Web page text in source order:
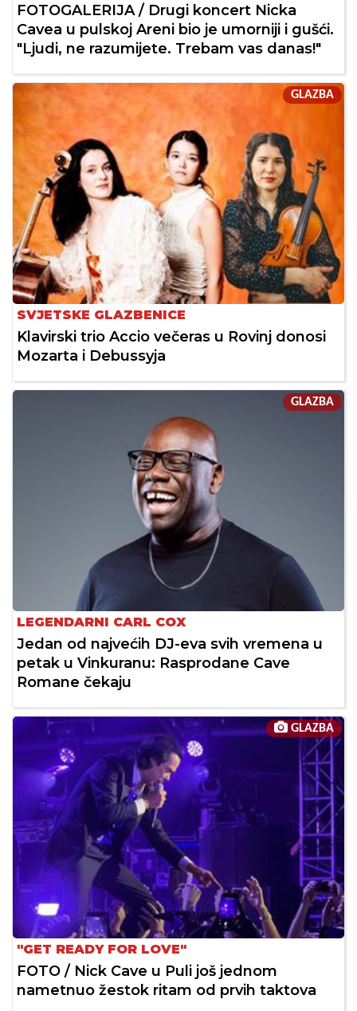
FOTOGALERIJA / Drugi koncert Nicka
Cavea u pulskoj Areni bio je umorniji i gušći.
"Ljudi, ne razumijete. Trebam vas danas!"
GLAZBA
SVJETSKE GLAZBENICE
Klavirski trio Accio večeras u Rovinj donosi
Mozarta i Debussyja
GLAZBA
LEGENDARNI CARL COX
Jedan od najvećih DJ-eva svih vremena u
petak u Vinkuranu: Rasprodane Cave
Romane čekaju
GLAZBA
"GET READY FOR LOVE"
FOTO / Nick Cave u Puli još jednom
nametnuo žestok ritam od prvih taktova